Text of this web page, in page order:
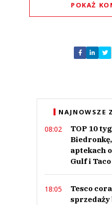
POKAŻ
Nie
Zostaw
NAJNOWSZE
08:02
TOP 10
aptekach
Gulf i
18:05
Tesco
sprzedaży